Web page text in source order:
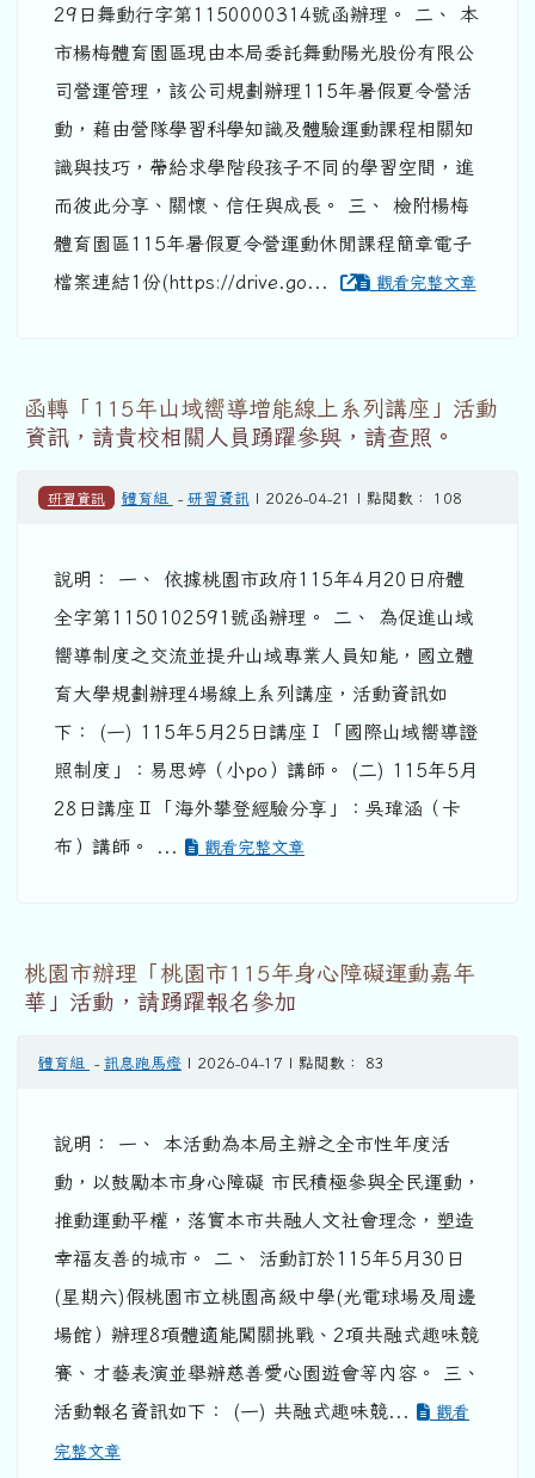
29日舞動行字第1150000314號函辦理。 二、 本
市楊梅體育園區現由本局委託舞動陽光股份有限公
司營運管理，該公司規劃辦理115年暑假夏令營活
動，藉由營隊學習科學知識及體驗運動課程相關知
識與技巧，帶給求學階段孩子不同的學習空間，進
而彼此分享、關懷、信任與成長。 三、 檢附楊梅
體育園區115年暑假夏令營運動休閒課程簡章電子
檔案連結1份(https://drive.go...
觀看完整文章
函轉「115年山域嚮導增能線上系列講座」活動
資訊，請貴校相關人員踴躍參與，請查照。
研習資訊 體育組 - 研習資訊| 2026-04-21 | 點閱數： 108
說明： 一、 依據桃園市政府115年4月20日府體
全字第1150102591號函辦理。 二、 為促進山域
嚮導制度之交流並提升山域專業人員知能，國立體
育大學規劃辦理4場線上系列講座，活動資訊如
下： (一) 115年5月25日講座Ⅰ「國際山域嚮導證
照制度」：易思婷（小po）講師。 (二) 115年5月
28日講座Ⅱ「海外攀登經驗分享」：吳瑋涵（卡
布）講師。 ...
觀看完整文章
桃園市辦理「桃園市115年身心障礙運動嘉年
華」活動，請踴躍報名參加
體育組 - 訊息跑馬燈 | 2026-04-17 | 點閱數： 83
說明： 一、 本活動為本局主辦之全市性年度活
動，以鼓勵本市身心障礙 市民積極參與全民運動，
推動運動平權，落實本市共融人文社會理念，塑造
幸福友善的城市。 二、 活動訂於115年5月30日
(星期六)假桃園市立桃園高級中學(光電球場及周邊
場館）辦理8項體適能闖關挑戰、2項共融式趣味競
賽、才藝表演並舉辦慈善愛心園遊會等內容。 三、
活動報名資訊如下： (一) 共融式趣味競...
觀看
完整文章